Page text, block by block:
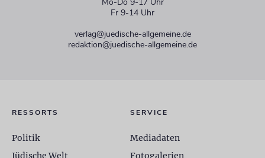
Fr 9-14 Uhr
verlag@juedische-allgemeine.de
redaktion@juedische-allgemeine.de
RESSORTS
Politik
Jüdische Welt
SERVICE
Mediadaten
Fotogalerien